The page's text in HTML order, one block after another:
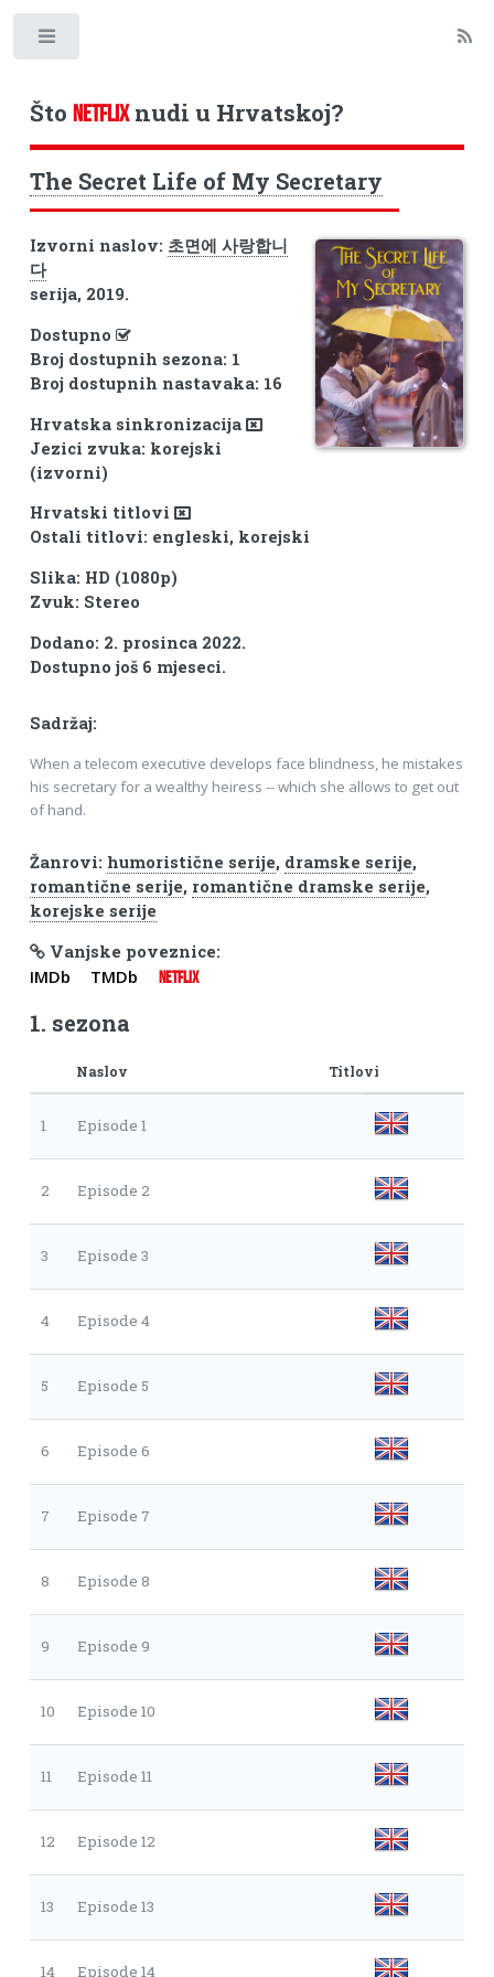
Što NETFLIXnudi u Hrvatskoj?
The Secret Life of My Secretary
Izvorni naslov: 초면에 사랑합니
다
serija, 2019.
Dostupno
Broj dostupnih sezona: 1
Broj dostupnih nastavaka: 16
Hrvatska sinkronizacija
Jezici zvuka: korejski
(izvorni)
Hrvatski titlovi
Ostali titlovi: engleski, korejski
Slika: HD (1080p)
Zvuk: Stereo
Dodano: 2. prosinca 2022.
Dostupno još 6 mjeseci.
Sadržaj:
When a telecom executive develops face blindness, he mistakes
his secretary for a wealthy heiress -- which she allows to get out
of hand.
Žanrovi: humoristične serije, dramske serije,
romantične serije, romantične dramske serije,
korejske serije
Vanjske poveznice:
IMDb TMDb NETFLIX
1. sezona
Naslov Titlovi
1 Episode 1
2 Episode 2
3 Episode 3
4 Episode 4
5 Episode 5
6 Episode 6
7 Episode 7
8 Episode 8
9 Episode 9
10 Episode 10
11 Episode 11
12 Episode 12
13 Episode 13
14 Episode 14